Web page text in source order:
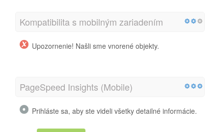
Kompatibilita s mobilným zariadením
Upozornenie! Našli sme vnorené objekty.
PageSpeed Insights (Mobile)
Prihláste sa, aby ste videli všetky detailné informácie.